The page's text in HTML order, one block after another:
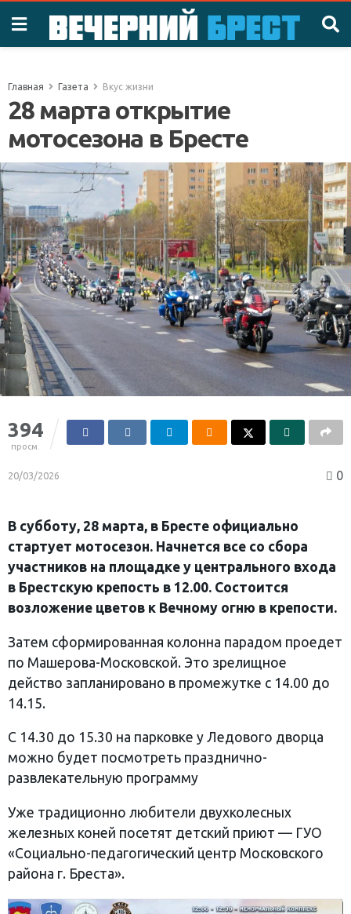
Главная Газета Вкус жизни
28 марта открытие
мотосезона в Бресте
394
просм.
20/03/2026 0
В субботу, 28 марта, в Бресте официально
стартует мотосезон. Начнется все со сбора
участников на площадке у центрального входа
в Брестскую крепость в 12.00. Состоится
возложение цветов к Вечному огню в крепости.
Затем сформированная колонна парадом проедет
по Машерова-Московской. Это зрелищное
действо запланировано в промежутке с 14.00 до
14.15.
С 14.30 до 15.30 на парковке у Ледового дворца
можно будет посмотреть празднично-
развлекательную программу
Уже традиционно любители двухколесных
железных коней посетят детский приют — ГУО
«Социально-педагогический центр Московского
района г. Бреста».